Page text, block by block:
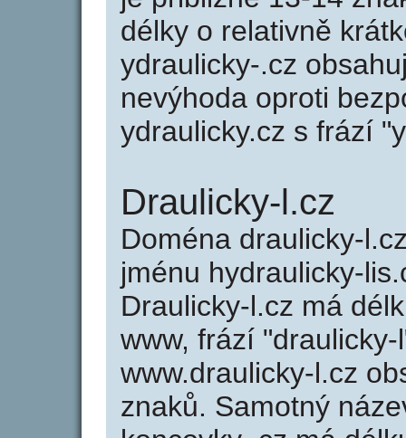
délky o relativně
ydraulicky-.cz
nevýhoda oproti
ydraulicky.cz s frází
Draulicky-l.cz
Doména draulicky-
jménu hydraulicky-
Draulicky-l.cz má
www, frází
www.draulicky-l.cz
znaků. Samotný